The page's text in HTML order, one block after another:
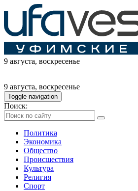
9 августа, воскресенье
9 августа, воскресенье
Toggle navigation
Поиск:
Политика
Экономика
Общество
Происшествия
Культура
Религия
Спорт